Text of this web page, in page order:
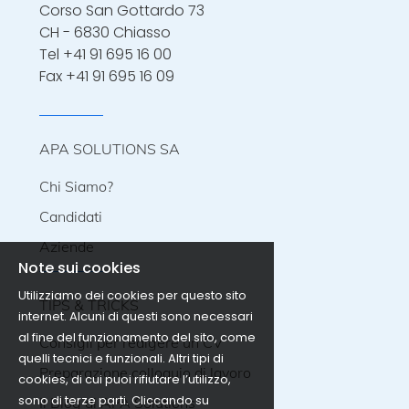
Corso San Gottardo 73
CH - 6830 Chiasso
Tel +41 91 695 16 00
Fax +41 91 695 16 09
APA SOLUTIONS SA
Chi Siamo?
Candidati
Aziende
TIPS & TRICKS
Consigli per redigere un CV
Preparazione colloquio di lavoro
Il Blog di APA Solutions
Note sui cookies
Utilizziamo dei cookies per questo sito
internet. Alcuni di questi sono necessari
al fine del funzionamento del sito, come
quelli tecnici e funzionali. Altri tipi di
cookies, di cui puoi rifiutare l’utilizzo,
sono di terze parti. Cliccando su